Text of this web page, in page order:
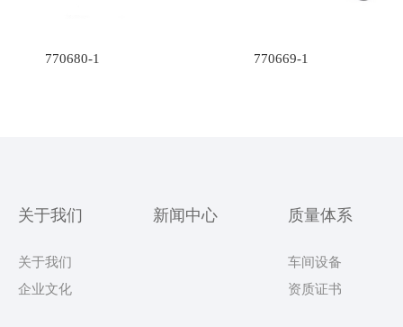
770680-1 770669-1
关于我们
关于我们
企业文化
新闻中心 质量体系
车间设备
资质证书